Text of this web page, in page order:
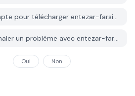
Ai-je besoin d'un compte pour télécharger entezar-farsi depuis PGYER APK HUB?
Comment puis-je signaler un problème avec entezar-farsi sur PGYER APK HUB?
Oui Non